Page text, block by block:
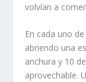
volvían a
En cada uno
abriendo una
anchura y 10
aprovechable.